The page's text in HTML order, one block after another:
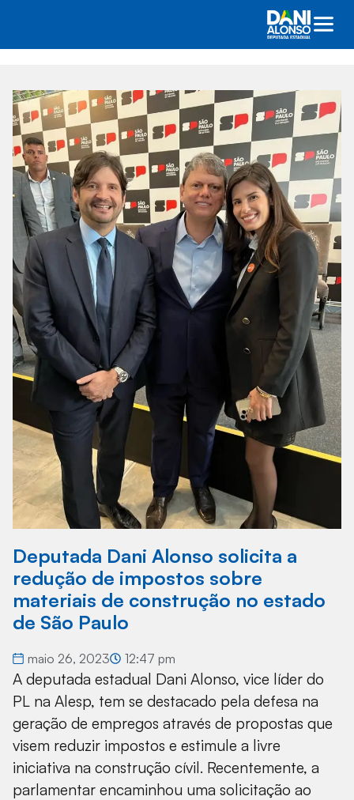
Deputada Dani Alonso solicita a
redução de impostos sobre
materiais de construção no estado
de São Paulo
maio 26, 2023 12:47 pm
A deputada estadual Dani Alonso, vice líder do
PL na Alesp, tem se destacado pela defesa na
geração de empregos através de propostas que
visem reduzir impostos e estimule a livre
iniciativa na construção cívil. Recentemente, a
parlamentar encaminhou uma solicitação ao